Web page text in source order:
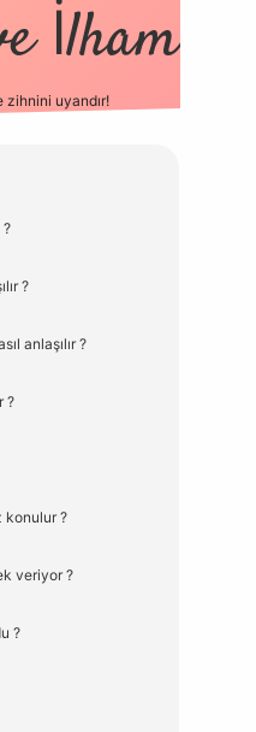
İlham
zihnini uyandır!
?
anlaşılır ?
?
konulur ?
veriyor ?
?